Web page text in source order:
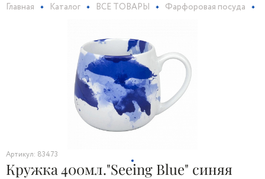
Главная Каталог ВСЕ ТОВАРЫ Фарфоровая посуда
Артикул: 83473
Кружка 400мл."Seeing Blue" синяя